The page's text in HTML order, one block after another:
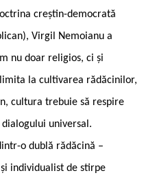
creștin-democrată
Virgil Nemoianu a
nu doar religios, ci și
la cultivarea rădăcinilor,
cultura trebuie să respire
universal.
o dublă rădăcină –
individualist de stirpe